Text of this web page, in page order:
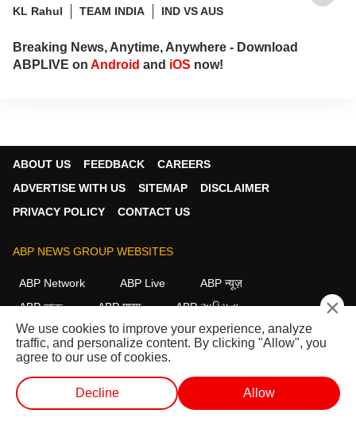
KL Rahul
TEAM INDIA IND VS AUS
Breaking News, Anytime, Anywhere - Download
ABPLIVE on Android and iOS now!
ABOUT US FEEDBACK
CAREERS
ADVERTISE WITH US
SITEMAP
DISCLAIMER
PRIVACY POLICY
CONTACT US
ABP NEWS GROUP WEBSITES
ABP Network ABP Live
ABP न्यूज़
ABP আনন্দ
ABP माझा
ABP અસ્મિતા
ABP Ganga
ABP ਸਾਂਝਾ ABP நாடு ABP దేశం
FOLLOW US
×
We use cookies to improve your experience, analyze
traffic, and personalize content. By clicking "Allow", you
agree to our use of cookies.
Decline Allow